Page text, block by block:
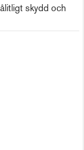
skydd och